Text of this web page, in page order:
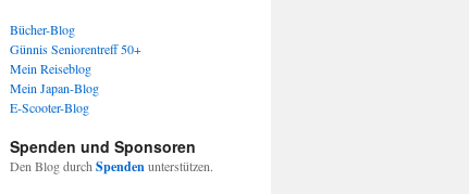
Bücher-Blog
Günnis Seniorentreff 50+
Mein Reiseblog
Mein Japan-Blog
E-Scooter-Blog
Spenden und Sponsoren
Den Blog durch Spendenunterstützen.